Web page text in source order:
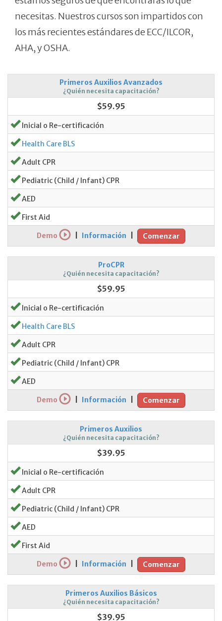
necesitas. Nuestros cursos son impartidos con
los más recientes estándares de ECC/ILCOR,
AHA, y OSHA.
Primeros Auxilios Avanzados
¿Quién necesita capacitación?
$59.95
Inicial o Re-certificación
Health Care BLS
Adult CPR
Pediatric (Child / Infant) CPR
AED
First Aid
Demo Información Comenzar
ProCPR
¿Quién necesita capacitación?
$59.95
Inicial o Re-certificación
Health Care BLS
Adult CPR
Pediatric (Child / Infant) CPR
AED
Demo Información Comenzar
Primeros Auxilios
¿Quién necesita capacitación?
$39.95
Inicial o Re-certificación
Adult CPR
Pediatric (Child / Infant) CPR
AED
First Aid
Demo Información Comenzar
Primeros Auxilios Básicos
¿Quién necesita capacitación?
$39.95